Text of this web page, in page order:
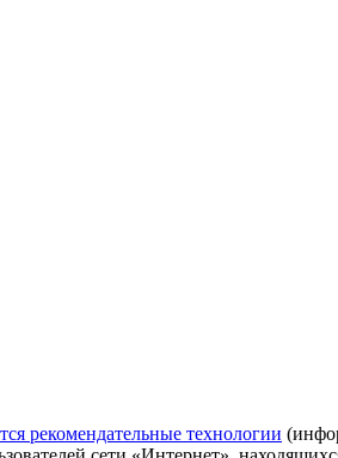
рекомендательные технологии